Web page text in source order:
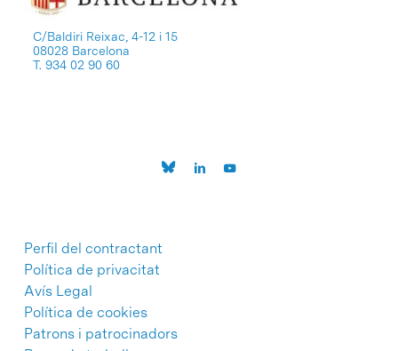
C/Baldiri Reixac, 4-12 i 15
08028 Barcelona
T. 934 02 90 60
Perfil del contractant
Política de privacitat
Avís Legal
Política de cookies
Patrons i patrocinadors